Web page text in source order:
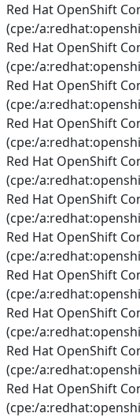
Red Hat OpenShift
(cpe:/
Red Hat OpenShift
(cpe:/
Red Hat OpenShift
(cpe:/
Red Hat OpenShift
(cpe:/
Red Hat OpenShift
(cpe:/
Red Hat OpenShift
(cpe:/
Red Hat OpenShift
(cpe:/
Red Hat OpenShift
(cpe:/
Red Hat OpenShift
(cpe:/
Red Hat OpenShift
(cpe:/
Red Hat OpenShift
(cpe:/